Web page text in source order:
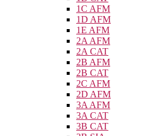
1C AFM
1D AFM
1E AFM
2A AFM
2A CAT
2B AFM
2B CAT
2C AFM
2D AFM
3A AFM
3A CAT
3B CAT